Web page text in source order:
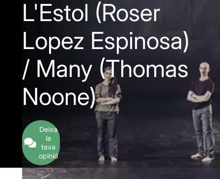
L'Estol (Roser
Lopez Espinosa)
/ Many (Thomas
Noone)
Deixa
la
teva
opinió